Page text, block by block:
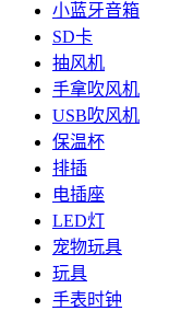
小蓝牙音箱
SD卡
抽风机
手拿吹风机
USB吹风机
保温杯
排插
电插座
LED灯
宠物玩具
玩具
手表时钟